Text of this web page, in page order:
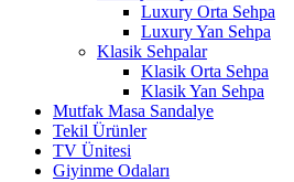
Luxury Orta Sehpa
Luxury Yan Sehpa
Klasik Sehpalar
Klasik Orta Sehpa
Klasik Yan Sehpa
Mutfak Masa Sandalye
Tekil Ürünler
TV Ünitesi
Giyinme Odaları